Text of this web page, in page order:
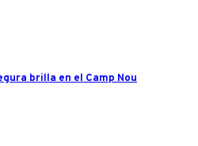
brilla en el Camp Nou